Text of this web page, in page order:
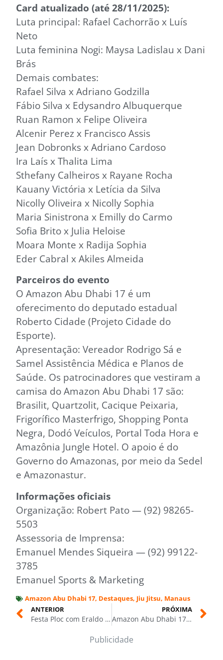
Card atualizado (até 28/11/2025):
Luta principal: Rafael Cachorrão x Luís
Neto
Luta feminina Nogi: Maysa Ladislau x Dani
Brás
Demais combates:
Rafael Silva x Adriano Godzilla
Fábio Silva x Edysandro Albuquerque
Ruan Ramon x Felipe Oliveira
Alcenir Perez x Francisco Assis
Jean Dobronks x Adriano Cardoso
Ira Laís x Thalita Lima
Sthefany Calheiros x Rayane Rocha
Kauany Victória x Letícia da Silva
Nicolly Oliveira x Nicolly Sophia
Maria Sinistrona x Emilly do Carmo
Sofia Brito x Julia Heloise
Moara Monte x Radija Sophia
Eder Cabral x Akiles Almeida
Parceiros do evento
O Amazon Abu Dhabi 17 é um
oferecimento do deputado estadual
Roberto Cidade (Projeto Cidade do
Esporte).
Apresentação: Vereador Rodrigo Sá e
Samel Assistência Médica e Planos de
Saúde. Os patrocinadores que vestiram a
camisa do Amazon Abu Dhabi 17 são:
Brasilit, Quartzolit, Cacique Peixaria,
Frigorífico Masterfrigo, Shopping Ponta
Negra, Dodó Veículos, Portal Toda Hora e
Amazônia Jungle Hotel. O apoio é do
Governo do Amazonas, por meio da Sedel
e Amazonastur.
Informações oficiais
Organização: Robert Pato — (92) 98265-
5503
Assessoria de Imprensa:
Emanuel Mendes Siqueira — (92) 99122-
3785
Emanuel Sports & Marketing
Amazon Abu Dhabi 17, Destaques, Jiu Jitsu, Manaus
ANTERIOR
Festa Ploc com Eraldo Bandeira promete reviver a magia dos anos 80 em Manaus
PRÓXIMA
Amazon Abu Dhabi 17: show de lutas reúne todas as gerações do jiu-jítsu neste sábado (29/11), em Manaus
Publicidade